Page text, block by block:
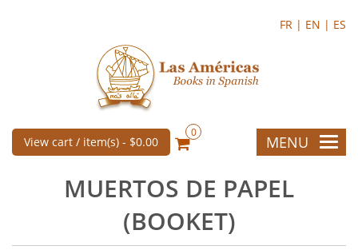
FR | EN | ES
View cart / item(s) - $0.00
0
MENU
MUERTOS DE PAPEL
(BOOKET)